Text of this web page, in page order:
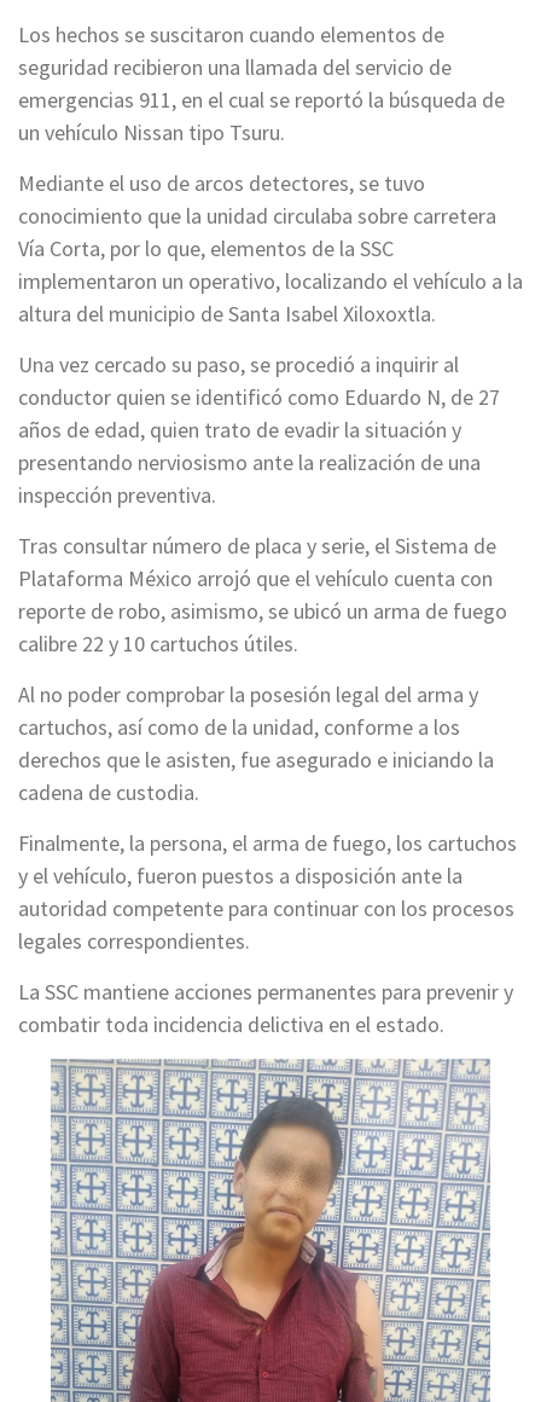
Los hechos se suscitaron cuando elementos de
seguridad recibieron una llamada del servicio de
emergencias 911, en el cual se reportó la búsqueda de
un vehículo Nissan tipo Tsuru.
Mediante el uso de arcos detectores, se tuvo
conocimiento que la unidad circulaba sobre carretera
Vía Corta, por lo que, elementos de la SSC
implementaron un operativo, localizando el vehículo a la
altura del municipio de Santa Isabel Xiloxoxtla.
Una vez cercado su paso, se procedió a inquirir al
conductor quien se identificó como Eduardo N, de 27
años de edad, quien trato de evadir la situación y
presentando nerviosismo ante la realización de una
inspección preventiva.
Tras consultar número de placa y serie, el Sistema de
Plataforma México arrojó que el vehículo cuenta con
reporte de robo, asimismo, se ubicó un arma de fuego
calibre 22 y 10 cartuchos útiles.
Al no poder comprobar la posesión legal del arma y
cartuchos, así como de la unidad, conforme a los
derechos que le asisten, fue asegurado e iniciando la
cadena de custodia.
Finalmente, la persona, el arma de fuego, los cartuchos
y el vehículo, fueron puestos a disposición ante la
autoridad competente para continuar con los procesos
legales correspondientes.
La SSC mantiene acciones permanentes para prevenir y
combatir toda incidencia delictiva en el estado.